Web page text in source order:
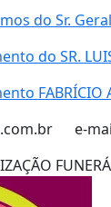
do Sr.
do SR.
FABRÍCIO
e-